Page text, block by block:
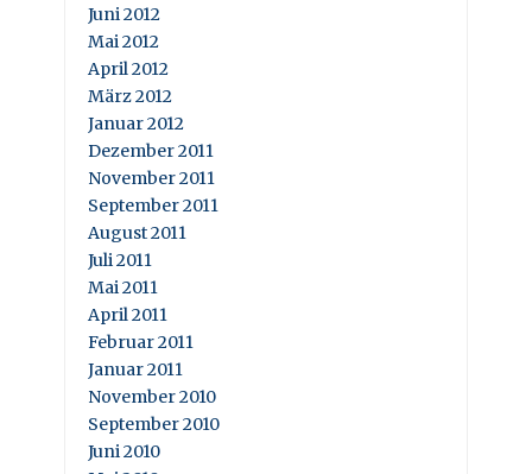
Juni 2012
Mai 2012
April 2012
März 2012
Januar 2012
Dezember 2011
November 2011
September 2011
August 2011
Juli 2011
Mai 2011
April 2011
Februar 2011
Januar 2011
November 2010
September 2010
Juni 2010